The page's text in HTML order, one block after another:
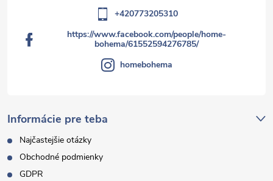
Informácie pre teba
Najčastejšie otázky
Obchodné podmienky
GDPR
+420773205310
https://www.facebook.com/people/home-
bohema/61552594276785/
homebohema